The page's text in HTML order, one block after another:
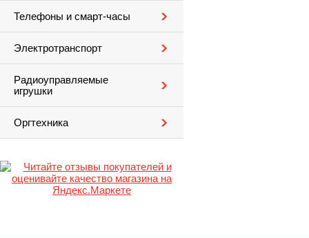
Телефоны и смарт-часы
Электротранспорт
Радиоуправляемые
игрушки
Оргтехника